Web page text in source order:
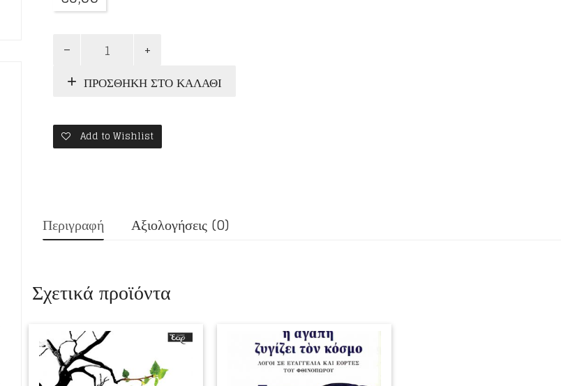
ΧΕΛΙΔΟΝΙ
ΠΡΟΣΘΉΚΗ ΣΤΟ ΚΑΛΆΘΙ
Add to Wishlist
Περιγραφή Αξιολογήσεις (0)
Σχετικά προϊόντα